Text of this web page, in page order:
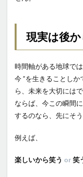
現実は後
時間軸がある地球で
今 ”を生きることし
ら、未来を大切には
ならば、今この瞬間
するのなら、先にそ
例えば、
楽しいから笑う or笑